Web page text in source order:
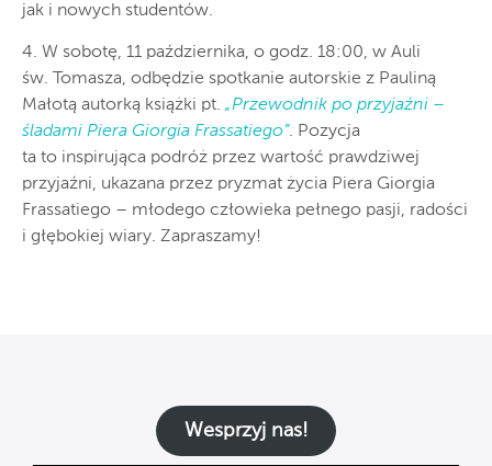
jak i nowych studentów.
4. W sobotę, 11 października, o godz. 18:00, w Auli
św. Tomasza, odbędzie spotkanie autorskie z Pauliną
Małotą autorką książki pt. „Przewodnik po przyjaźni –
śladami Piera Giorgia Frassatiego”. Pozycja
ta to inspirująca podróż przez wartość prawdziwej
przyjaźni, ukazana przez pryzmat życia Piera Giorgia
Frassatiego – młodego człowieka pełnego pasji, radości
i głębokiej wiary. Zapraszamy!
Wesprzyj nas!